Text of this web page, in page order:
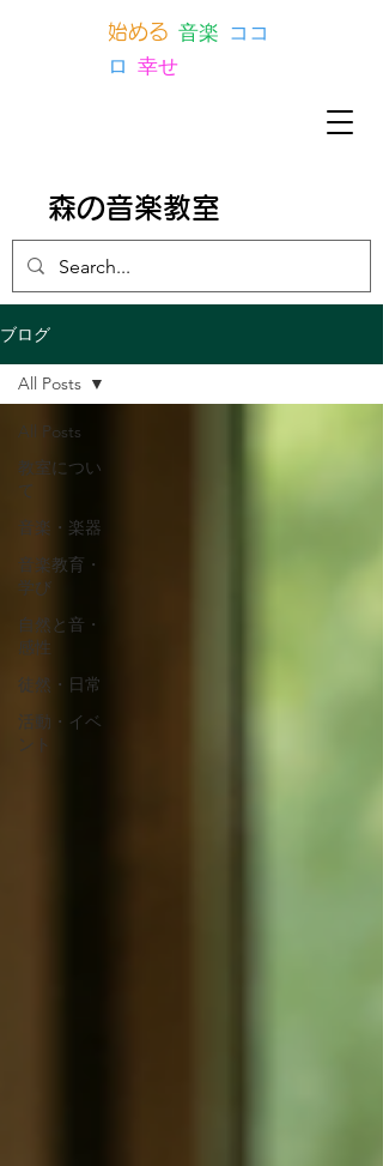
森の音楽教室
始める 音楽 ココ
ロ 幸せ
ブログ
All Posts
教室につい
て
音楽・楽器
音楽教育・
学び
自然と音・
感性
徒然・日常
活動・イベ
ント
All Posts